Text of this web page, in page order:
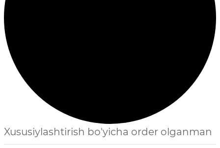
Xususiylashtirish bo'yicha order olganman